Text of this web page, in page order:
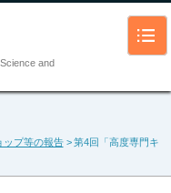
and
ップ等の報告> 第4回「高度専門キ